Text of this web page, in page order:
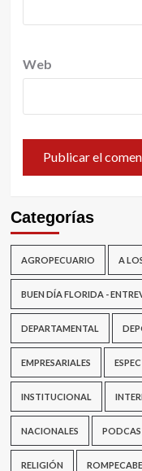
Web
Categorías
AGROPECUARIO A
BUEN DÍA FLORIDA -
DEPARTAMENTAL
EMPRESARIALES
INSTITUCIONAL
NACIONALES
RELIGIÓN